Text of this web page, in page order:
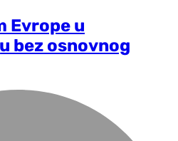
Evrope u
bez osnovnog